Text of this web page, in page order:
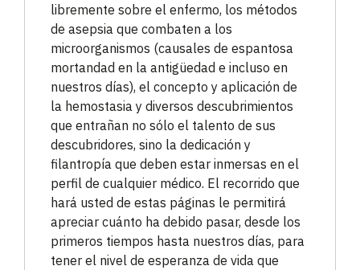
libremente sobre el enfermo, los métodos
de asepsia que combaten a los
microorganismos (causales de espantosa
mortandad en la antigüedad e incluso en
nuestros días), el concepto y aplicación de
la hemostasia y diversos descubrimientos
que entrañan no sólo el talento de sus
descubridores, sino la dedicación y
filantropía que deben estar inmersas en el
perfil de cualquier médico. El recorrido que
hará usted de estas páginas le permitirá
apreciar cuánto ha debido pasar, desde los
primeros tiempos hasta nuestros días, para
tener el nivel de esperanza de vida que